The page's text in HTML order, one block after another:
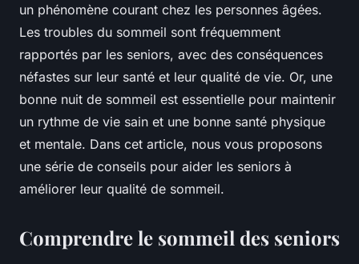
un phénomène courant chez les personnes âgées.
Les troubles du sommeil sont fréquemment
rapportés par les seniors, avec des conséquences
néfastes sur leur santé et leur qualité de vie. Or, une
bonne nuit de sommeil est essentielle pour maintenir
un rythme de vie sain et une bonne santé physique
et mentale. Dans cet article, nous vous proposons
une série de conseils pour aider les seniors à
améliorer leur qualité de sommeil.
Comprendre le sommeil des seniors